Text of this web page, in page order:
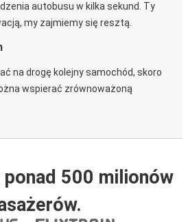
autobusu w kilka sekund. Ty
my zajmiemy się resztą.
na drogę kolejny samochód, skoro
wspierać zrównoważoną
ponad 500 milionów